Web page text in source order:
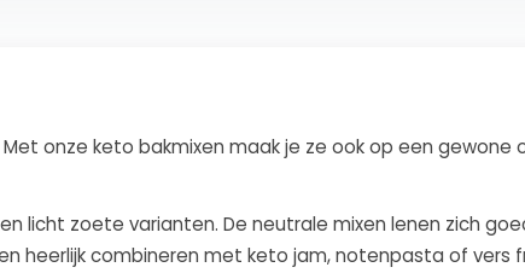
onze keto bakmixen maak je ze ook op een gewone
licht zoete varianten. De neutrale mixen lenen zich
heerlijk combineren met keto jam, notenpasta of vers